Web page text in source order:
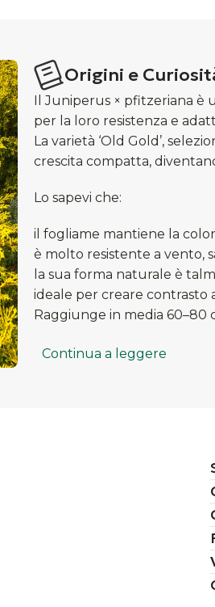
Origini e
Il Juniperus × pfitzeriana è
per la loro resistenza e
La varietà ‘Old Gold’,
crescita compatta,
Lo sapevi che:
il fogliame mantiene la
è molto resistente a vento,
la sua forma naturale è
ideale per creare contrasto
Raggiunge in media 60–80
Continua a leggere